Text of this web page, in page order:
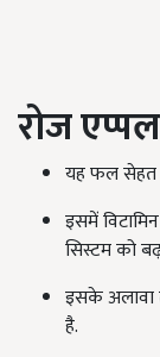
रोज
यह फल सेहत
इसमें
सिस्टम को
इसके अलावा
है.